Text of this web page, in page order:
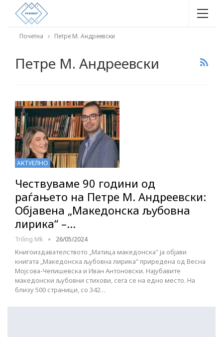
Почетна Петре М. Андреевски
Петре М. Андреевски
АКТУЕЛНО
Чествуваме 90 години од
раѓањето на Петре М. Андреевски:
Објавена „Македонска љубовна
лирика“ –…
Triling Mk 26/05/2024
Книгоиздавателството „Матица македонска" ја објави
книгата „Македонска љубовна лирика" приредена од Весна
Мојсова-Чепишевска и Иван Антоновски. Најубавите
македонски љубовни стихови, сега се на едно место. На
близу 500 страници, со 342…